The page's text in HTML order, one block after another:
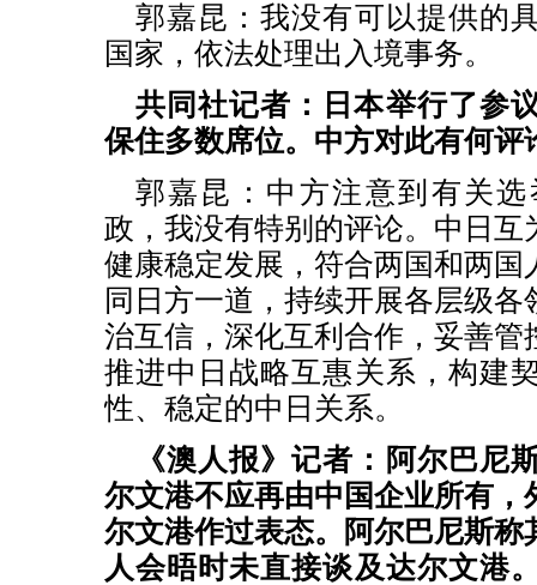
郭嘉昆：我没有可以提供的
国家，依法处理出入境事务。
共同社记者：日本举行了参
保住多数席位。中方对此有何评
郭嘉昆： 中方注意到有关
政，我没有特别的评论。中日互
健康稳定发展，符合两国和两国
同日方一道，持续开展各层级
治互信，深化互利合作，妥善管
推进中日战略互惠关系，构建
性、稳定的中日关系。
《澳人报》记者：阿尔巴尼
尔文港不应再由中国企业所有，
尔文港作过表态。阿尔巴尼斯称
人会晤时未直接谈及达尔文港